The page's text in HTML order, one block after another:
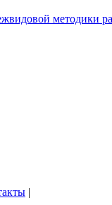
методики
|